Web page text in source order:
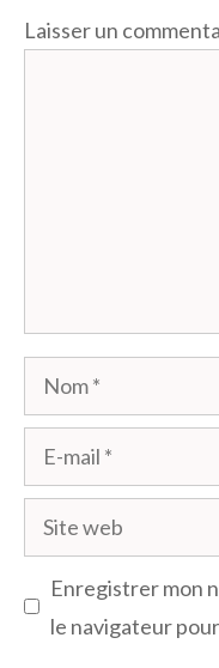
Laisser un
Nom
mail
Site
web
Enregistrer mon
le navigateur